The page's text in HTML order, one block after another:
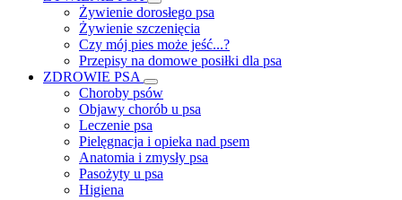
Żywienie dorosłego psa
Żywienie szczenięcia
Czy mój pies może jeść...?
Przepisy na domowe posiłki dla psa
ZDROWIE PSA
Choroby psów
Objawy chorób u psa
Leczenie psa
Pielęgnacja i opieka nad psem
Anatomia i zmysły psa
Pasożyty u psa
Higiena